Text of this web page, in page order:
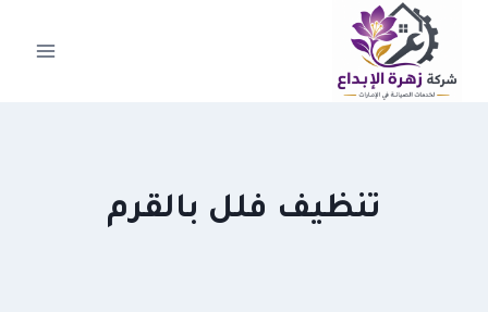
التجاوز
المحتوى
تنظيف فلل بالقرم